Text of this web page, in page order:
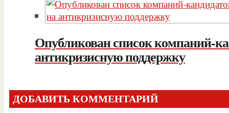
Опубликован список компаний-
антикризисную поддержку
ДОБАВИТЬ КОММЕНТАРИЙ